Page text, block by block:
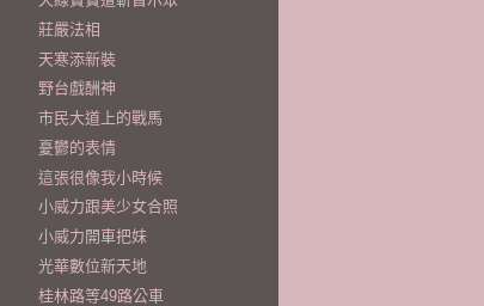
莊嚴法相
天寒添新裝
野台戲酬神
市民大道上的戰馬
憂鬱的表情
這張很像我小時候
小威力跟美少女合照
小威力開車把妹
光華數位新天地
桂林路等49路公車